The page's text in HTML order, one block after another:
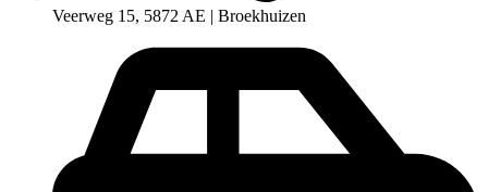
Veerweg 15, 5872 AE | Broekhuizen